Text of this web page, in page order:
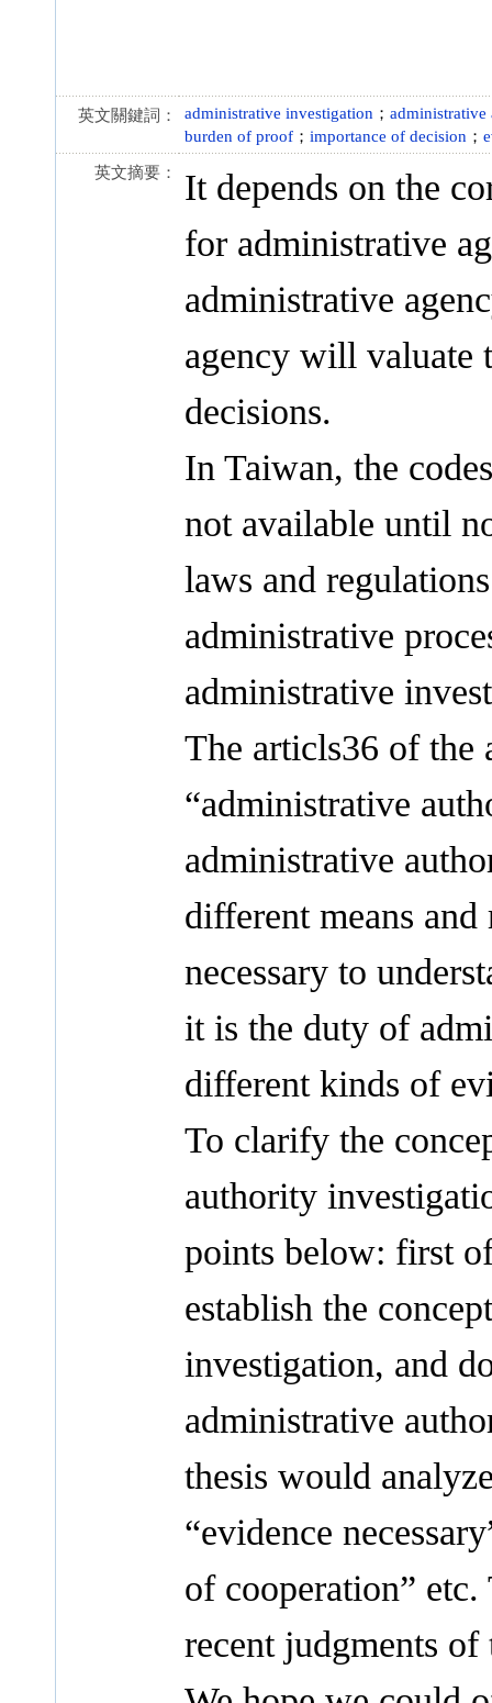
英文關鍵詞： administrative investigation ；
burden of proof ； importance of decision ；
英文摘要：
It depends on the
for administrative
administrative
agency will valuate
decisions.
In Taiwan, the
not available until
laws and
administrative
administrative
The articls36 of the
“administrative
administrative
different means
necessary to
it is the duty of
different kinds of
To clarify the
authority
points below: first
establish the
investigation, and
administrative
thesis would
“evidence
of cooperation”
recent judgments